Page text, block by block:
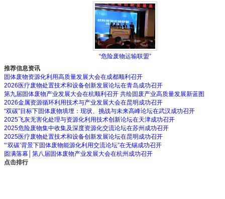
“危险废物运输联盟”
推荐信息资讯
固体废物资源化利用高质量发展大会在成都顺利召开
2026医疗废物处置技术和设备创新发展论坛在青岛成功召开
第九届固体废物产业发展大会在杭顺利召开 共绘固废产业高质量发展新蓝图
2026金属资源循环利用技术与产业发展大会在昆明成功召开
“双碳”目标下固体废物填埋：现状、挑战与未来高峰论坛在武汉成功召开
2025飞灰无害化处理与资源化利用技术创新论坛在天津成功召开
2025危险废物集中收集及深度资源化交流论坛在苏州成功召开
2025医疗废物处置技术和设备创新发展论坛在昆明成功召开
“‘双碳’背景下固体废物能源化利用交流论坛”在无锡成功召开
圆满落幕│第八届固体废物产业发展大会在杭州成功召开
点击排行